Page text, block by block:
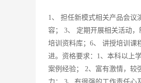
1、 担任新模式相关产品会议
容； 3、 定期开展相关活动
培训资料库；6、 讲授培训课
进。资格要求：1、本科以上
案例经验； 2、富有激情，较